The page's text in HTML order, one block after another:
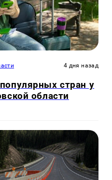
4 дня назад
стран у
области